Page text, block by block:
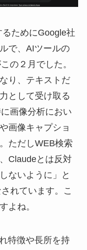
ためにGoogle社
で、AIツールの
の２月でした。
り、テキストだ
として受け取る
画像分析におい
画像キャプショ
ただしWEB検索
Claudeとは反対
ないように」と
れています。こ
よね。
特徴や長所を持